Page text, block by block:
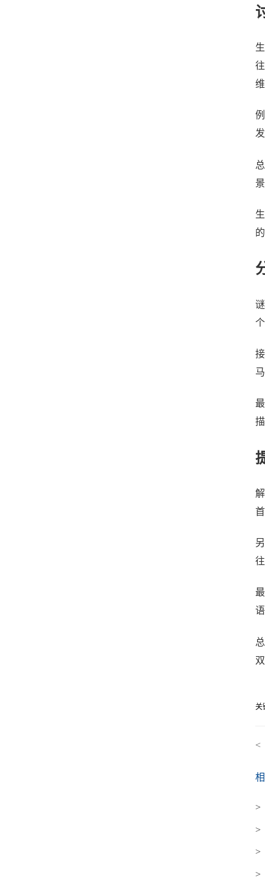
关
<
>
>
>
>